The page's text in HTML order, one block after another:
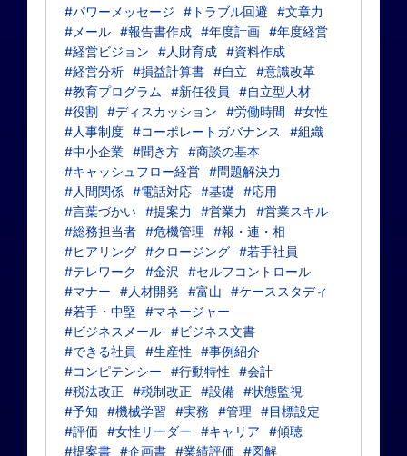
#パワーメッセージ
#トラブル回避
#文章力
#メール #報告書作成 #年度計画 #年度経営
#経営ビジョン
#人財育成 #資料作成
#経営分析 #損益計算書 #自立
#意識改革
#教育プログラム
#新任役員
#自立型人材
#役割 #ディスカッション #労働時間
#女性
#人事制度 #コーポレートガバナンス
#組織
#中小企業 #聞き方 #商談の基本
#キャッシュフロー経営 #問題解決力
#人間関係 #電話対応 #基礎
#応用
#言葉づかい #提案力 #営業力
#営業スキル
#総務担当者 #危機管理
#報・連・相
#ヒアリング #クロージング #若手社員
#テレワーク
#金沢
#セルフコントロール
#マナー
#人材開発 #富山
#ケーススタディ
#若手・中堅 #マネージャー
#ビジネスメール #ビジネス文書
#できる社員
#生産性
#事例紹介
#コンピテンシー
#行動特性
#会計
#税法改正
#税制改正 #設備 #状態監視
#予知
#機械学習 #実務 #管理
#目標設定
#評価
#女性リーダー #キャリア
#傾聴
#提案書 #企画書 #業績評価
#図解